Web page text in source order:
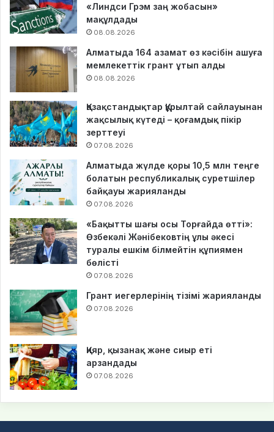
«Линдси Грэм заң жобасын»
мақұлдады
08.08.2026
Алматыда 164 азамат өз кәсібін ашуға
мемлекеттік грант ұтып алды
08.08.2026
Қазақстандықтар Құрылтай сайлауынан
жақсылық күтеді – қоғамдық пікір
зерттеуі
07.08.2026
Алматыда жүлде қоры 10,5 млн теңге
болатын республикалық суретшілер
байқауы жарияланды
07.08.2026
«Бақытты шағы осы Торғайда өтті»:
Өзбекәлі Жәнібековтің ұлы әкесі
туралы ешкім білмейтін құпиямен
бөлісті
07.08.2026
Грант иегерлерінің тізімі жарияланды
07.08.2026
Қияр, қызанақ және сиыр еті
арзандады
07.08.2026